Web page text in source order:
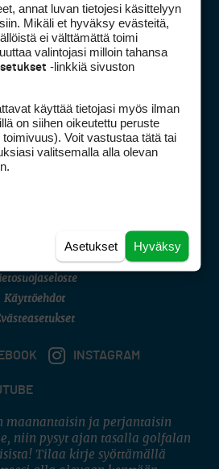
mediakortti
yhteystiedot
avoimuusraportti
digi@otavamedia.fi
Käyttöehdot
INSTAGRAM
maanantaisin ja perjantaisin
niin pysyt ajan tasalla golfalan
Tilaa kirje syöttämällä
annat luvan tietojesi käsittelyyn
Mikäli et hyväksy evästeitä,
ei välttämättä toimi
valintojasi milloin tahansa
-linkkiä sivuston
käyttää tietojasi myös ilman
on siihen oikeutettu peruste
Voit vastustaa tätä tai
valitsemalla alla olevan
Hyväksy
Asetukset